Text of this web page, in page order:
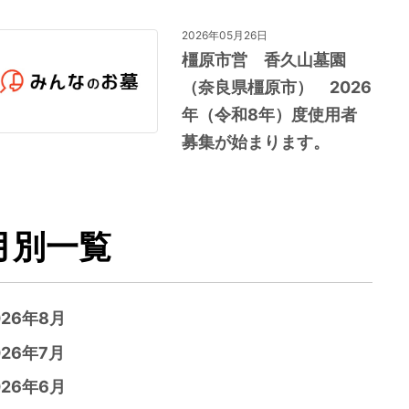
2026年05月26日
橿原市営 香久山墓園
（奈良県橿原市） 2026
年（令和8年）度使用者
募集が始まります。
別一覧
年8月
年7月
年6月